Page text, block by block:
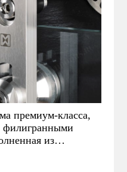
премиум-класса,
филигранными
из
для стекла